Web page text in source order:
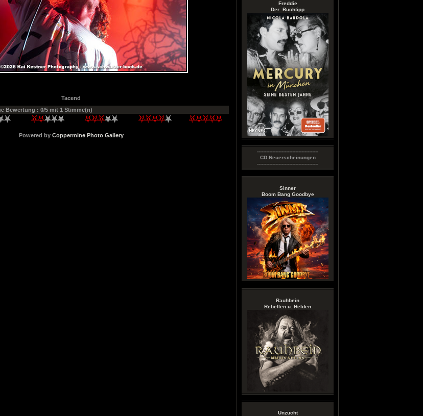
Freddie
Der_Buchtipp
----------------------------------------
CD Neuerscheinungen
----------------------------------------
Sinner
Boom Bang Goodbye
Rauhbein
Rebellen u. Helden
Unzucht
Tacend
Bewertung : 0/5 mit 1 Stimme(n)
Powered by Coppermine Photo Gallery